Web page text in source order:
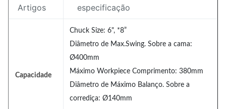
Artigos especificação
Capacidade
Chuck Size: 6", *8”
Diâmetro de Max.Swing. Sobre a cama:
Ø400mm
Máximo Workpiece Comprimento: 380mm
Diâmetro de Máximo Balanço. Sobre a
corrediça: Ø140mm